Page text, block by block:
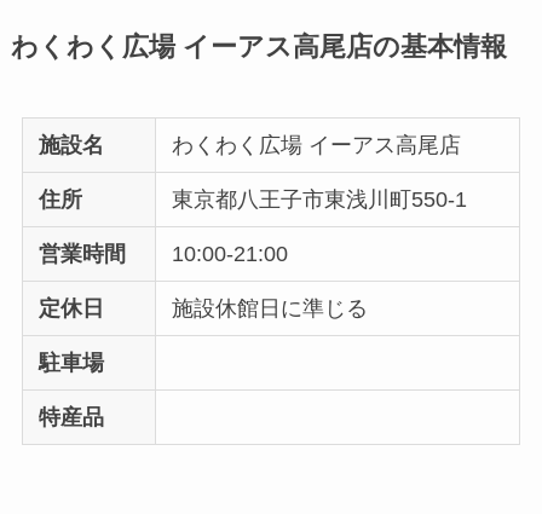
わくわく広場 イーアス高尾店の基本情報
施設名 わくわく広場 イーアス高尾店
住所 東京都八王子市東浅川町550-1
営業時間 10:00-21:00
定休日 施設休館日に準じる
駐車場
特産品